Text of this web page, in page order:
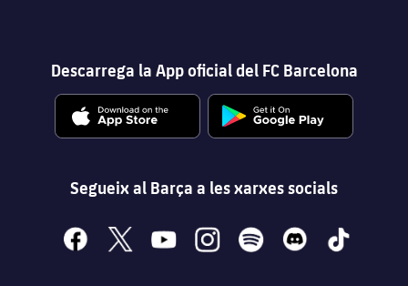
Descarrega la App oficial del FC Barcelona
Segueix al Barça a les xarxes socials
facebook
x youtubeinstagramspotify discord tiktok